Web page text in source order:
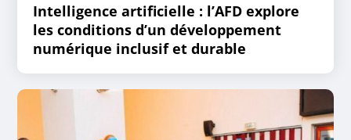
Intelligence artificielle : l’AFD explore
les conditions d’un développement
numérique inclusif et durable